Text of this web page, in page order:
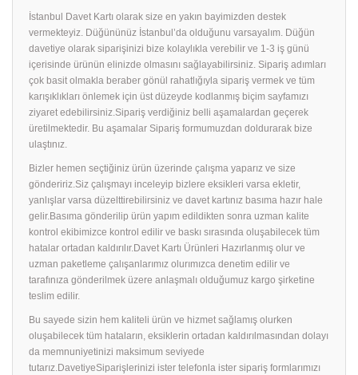
İstanbul Davet Kartı olarak size en yakın bayimizden destek
vermekteyiz. Düğününüz İstanbul’da olduğunu varsayalım. Düğün
davetiye olarak siparişinizi bize kolaylıkla verebilir ve 1-3 iş günü
içerisinde ürünün elinizde olmasını sağlayabilirsiniz. Sipariş adımları
çok basit olmakla beraber gönül rahatlığıyla sipariş vermek ve tüm
karışıklıkları önlemek için üst düzeyde kodlanmış biçim sayfamızı
ziyaret edebilirsiniz.Sipariş verdiğiniz belli aşamalardan geçerek
üretilmektedir. Bu aşamalar Sipariş formumuzdan doldurarak bize
ulaştınız.
Bizler hemen seçtiğiniz ürün üzerinde çalışma yaparız ve size
göndeririz.Siz çalışmayı inceleyip bizlere eksikleri varsa ekletir,
yanlışlar varsa düzelttirebilirsiniz ve davet kartınız basıma hazır hale
gelir.Basıma gönderilip ürün yapım edildikten sonra uzman kalite
kontrol ekibimizce kontrol edilir ve baskı sırasında oluşabilecek tüm
hatalar ortadan kaldırılır.Davet Kartı Ürünleri Hazırlanmış olur ve
uzman paketleme çalışanlarımız olurımızca denetim edilir ve
tarafınıza gönderilmek üzere anlaşmalı olduğumuz kargo şirketine
teslim edilir.
Bu sayede sizin hem kaliteli ürün ve hizmet sağlamış olurken
oluşabilecek tüm hataların, eksiklerin ortadan kaldırılmasından dolayı
da memnuniyetinizi maksimum seviyede
tutarız.DavetiyeSiparişlerinizi ister telefonla ister sipariş formlarımızı